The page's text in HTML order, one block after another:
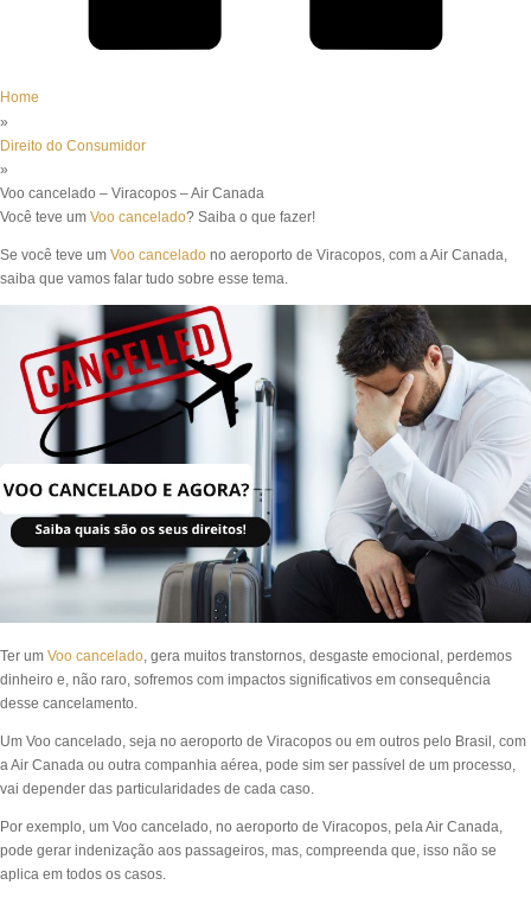
Home
»
Direito do Consumidor
»
Voo cancelado – Viracopos – Air Canada
Você teve um Voo cancelado? Saiba o que fazer!
Se você teve um Voo cancelado no aeroporto de Viracopos, com a Air Canada,
saiba que vamos falar tudo sobre esse tema.
Ter um Voo cancelado, gera muitos transtornos, desgaste emocional, perdemos
dinheiro e, não raro, sofremos com impactos significativos em consequência
desse cancelamento.
Um Voo cancelado, seja no aeroporto de Viracopos ou em outros pelo Brasil, com
a Air Canada ou outra companhia aérea, pode sim ser passível de um processo,
vai depender das particularidades de cada caso.
Por exemplo, um Voo cancelado, no aeroporto de Viracopos, pela Air Canada,
pode gerar indenização aos passageiros, mas, compreenda que, isso não se
aplica em todos os casos.